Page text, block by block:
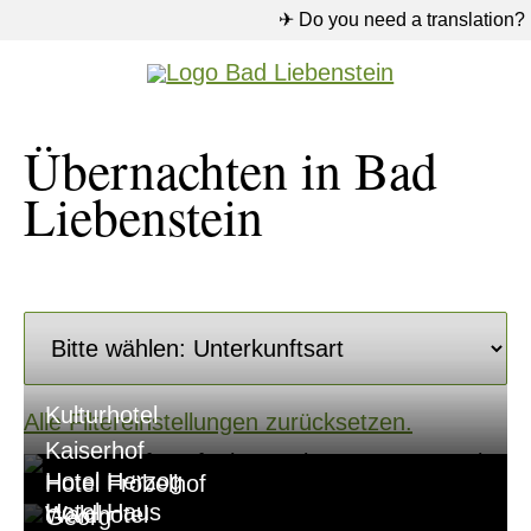
✈ Do you need a translation?
Übernachten in Bad
Liebenstein
Alle Filtereinstellungen zurücksetzen.
Kulturhotel
Kaiserhof
Hotel Fröbelhof
Hotel Herzog
Georg
Waldhotel
Hotel Haus